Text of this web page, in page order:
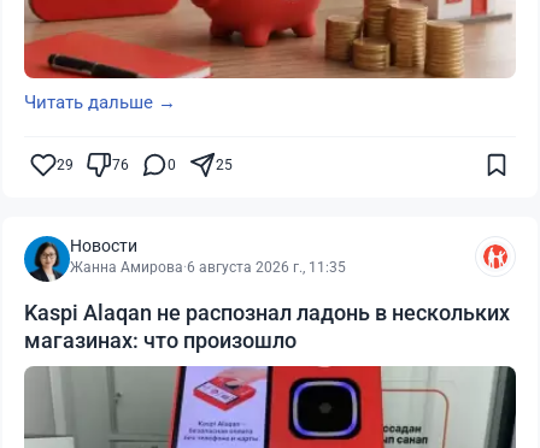
Читать дальше →
29 76 0 25
Новости
Жанна Амирова·6 августа 2026 г., 11:35
Kaspi Alaqan не распознал ладонь в нескольких
магазинах: что произошло